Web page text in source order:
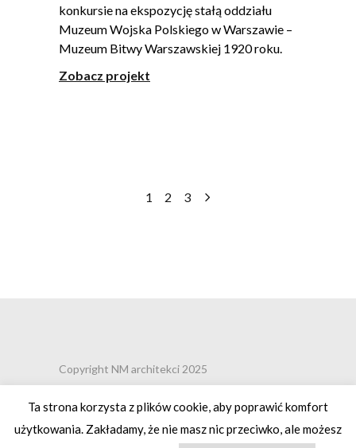
konkursie na ekspozycję stałą oddziału
Muzeum Wojska Polskiego w Warszawie –
Muzeum Bitwy Warszawskiej 1920 roku.
Zobacz projekt
1 2 3
Copyright NM architekci 2025
Ta strona korzysta z plików cookie, aby poprawić komfort
użytkowania. Zakładamy, że nie masz nic przeciwko, ale możesz